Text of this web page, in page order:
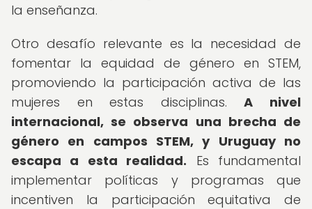
la enseñanza.
Otro desafío relevante es la necesidad de
fomentar la equidad de género en STEM,
promoviendo la participación activa de las
mujeres en estas disciplinas.A nivel
internacional, se observa una brecha de
género en campos STEM, y Uruguay no
escapa a esta realidad. Es fundamental
implementar políticas y programas que
incentiven la participación equitativa de